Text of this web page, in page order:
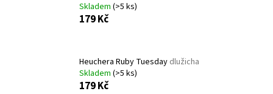
Skladem (>5 ks)
179 Kč
Heuchera Ruby Tuesday dlužicha
Skladem (>5 ks)
179 Kč